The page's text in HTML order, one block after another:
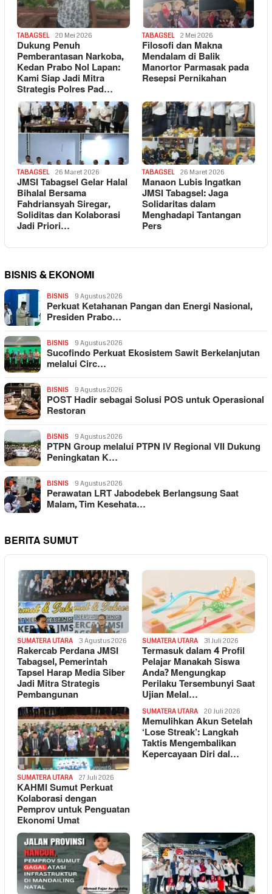
TABAGSEL 20 Mei 2026
Dukung Penuh
Pemberantasan Narkoba,
Kedan Prabo Nol Lapan:
Kami Siap Jadi Mitra
Strategis Polres Pad…
TABAGSEL 2 Mei 2026
Filosofi dan Makna
Mendalam di Balik
Manortor Parmasak pada
Resepsi Pernikahan
TABAGSEL 26 Maret 2026
JMSI Tabagsel Gelar Halal
Bihalal Bersama
Fahdriansyah Siregar,
Soliditas dan Kolaborasi
Jadi Priori…
TABAGSEL 26 Maret 2026
Manaon Lubis Ingatkan
JMSI Tabagsel: Jaga
Solidaritas dalam
Menghadapi Tantangan
Pers
BISNIS & EKONOMI
BISNIS 9 Agustus 2026
Perkuat Ketahanan Pangan dan Energi Nasional,
Presiden Prabo…
BISNIS 9 Agustus 2026
Sucofindo Perkuat Ekosistem Sawit Berkelanjutan
melalui Circ…
BISNIS 9 Agustus 2026
POST Hadir sebagai Solusi POS untuk Operasional
Restoran
BISNIS 9 Agustus 2026
PTPN Group melalui PTPN IV Regional VII Dukung
Peningkatan K…
BISNIS 9 Agustus 2026
Perawatan LRT Jabodebek Berlangsung Saat
Malam, Tim Kesehata…
BERITA SUMUT
SUMATERA UTARA 3 Agustus 2026
Rakercab Perdana JMSI
Tabagsel, Pemerintah
Tapsel Harap Media Siber
Jadi Mitra Strategis
Pembangunan
SUMATERA UTARA 31 Juli 2026
Termasuk dalam 4 Profil
Pelajar Manakah Siswa
Anda? Mengungkap
Perilaku Tersembunyi Saat
Ujian Melal…
SUMATERA UTARA 27 Juli 2026
KAHMI Sumut Perkuat
Kolaborasi dengan
Pemprov untuk Penguatan
Ekonomi Umat
SUMATERA UTARA 20 Juli 2026
Memulihkan Akun Setelah
‘Lose Streak’: Langkah
Taktis Mengembalikan
Kepercayaan Diri dal…